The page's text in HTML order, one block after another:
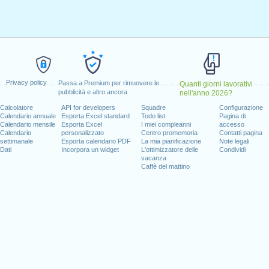
Privacy policy
Passa a Premium per rimuovere le
pubblicità e altro ancora
Quanti giorni lavorativi
nell'anno 2026?
Calcolatore
Calendario annuale
Calendario mensile
Calendario
settimanale
Dati
API for developers
Esporta Excel standard
Esporta Excel
personalizzato
Esporta calendario PDF
Incorpora un widget
Squadre
Todo list
I miei compleanni
Centro promemoria
La mia pianificazione
L'ottimizzatore delle
vacanza
Caffè del mattino
Configurazione
Pagina di
accesso
Contatti pagina
Note legali
Condividi
2021
giugno 18, 2021
: lunedi, luglio 5, 2021
2021
11, 2021
25, 2021
dicembre 24, 2021
: venerdì, dicembre 31, 2021